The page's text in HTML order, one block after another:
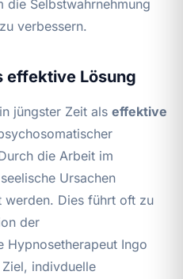
Selbstwahrnehmung
verbessern.
effektive Lösung
jüngster Zeit als effektive
die Arbeit im
Ursachen
Dies führt oft zu
der
Hypnosetherapeut Ingo
indivduelle